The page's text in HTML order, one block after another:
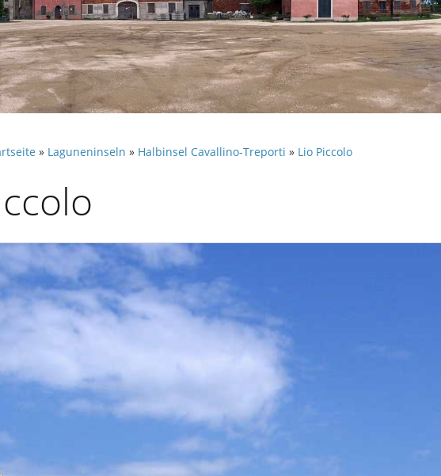
» Laguneninseln » Halbinsel Cavallino-Treporti » Lio Piccolo